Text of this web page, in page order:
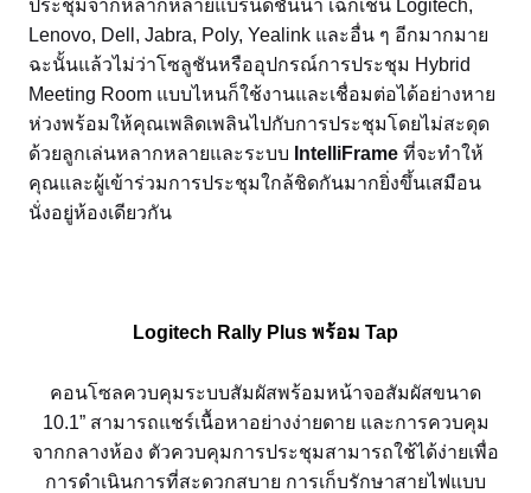
ประชุมจากหลากหลายแบรนด์ชั้นนำ เฉกเช่น Logitech,
Lenovo, Dell, Jabra, Poly, Yealink และอื่น ๆ อีกมากมาย
ฉะนั้นแล้วไม่ว่าโซลูชันหรืออุปกรณ์การประชุม Hybrid
Meeting Room แบบไหนก็ใช้งานและเชื่อมต่อได้อย่างหาย
ห่วงพร้อมให้คุณเพลิดเพลินไปกับการประชุมโดยไม่สะดุด
ด้วยลูกเล่นหลากหลายและระบบ IntelliFrame ที่จะทำให้
คุณและผู้เข้าร่วมการประชุมใกล้ชิดกันมากยิ่งขึ้นเสมือน
นั่งอยู่ห้องเดียวกัน
Logitech Rally Plus พร้อม Tap
คอนโซลควบคุมระบบสัมผัสพร้อมหน้าจอสัมผัสขนาด
10.1” สามารถแชร์เนื้อหาอย่างง่ายดาย และการควบคุม
จากกลางห้อง ตัวควบคุมการประชุมสามารถใช้ได้ง่ายเพื่อ
การดำเนินการที่สะดวกสบาย การเก็บรักษาสายไฟแบบ